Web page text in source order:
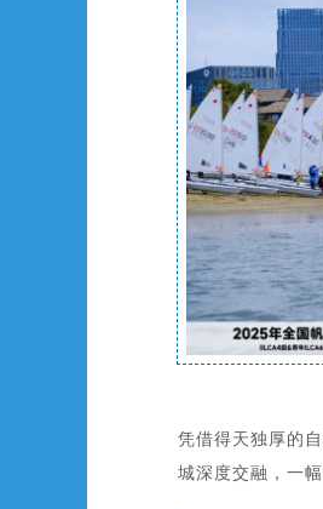
凭借得天独厚的
城深度交融，一